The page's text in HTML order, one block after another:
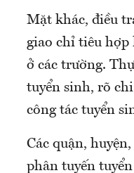
Mặt khác, điều
giao chỉ tiêu hợp
ở các trường.
tuyển sinh, rõ
công tác tuyển
Các quận,
phân tuyến